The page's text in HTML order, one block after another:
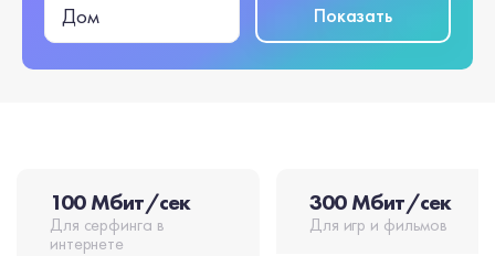
Дом Показать
100 Мбит/сек
Для серфинга в
интернете
300 Мбит/сек
Для игр и фильмов